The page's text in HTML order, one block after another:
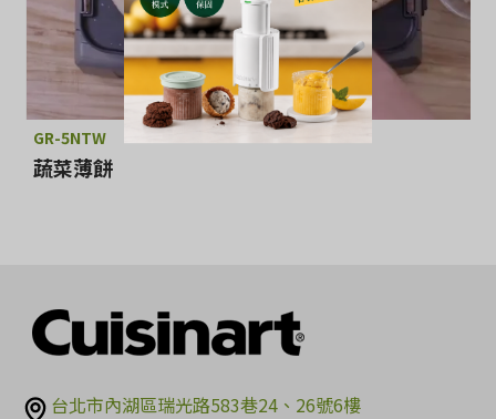
GR-5NTW
蔬菜薄餅
台北市內湖區瑞光路583巷24、26號6樓